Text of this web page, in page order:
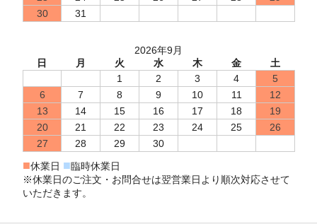
30
31
2026年9月
日
月 火 水 木 金
土
1
2 3 4
5
6
7 8 9 10 11
12
13
14 15 16 17 18
19
20
21 22 23 24 25
26
27
28 29 30
■休業日 ■臨時休業日
※休業日のご注文・お問合せは翌営業日より順次対応させて
いただきます。